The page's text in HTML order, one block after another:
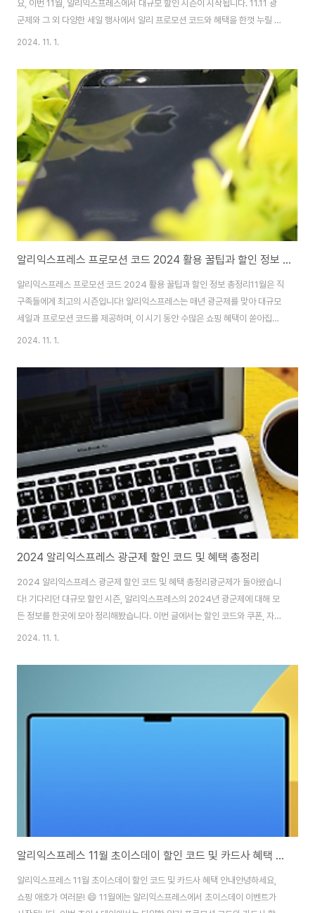
요, 이번 11월, 알리익스프레스에서 대규모 할인 시즌이 시작됩니다. 11.11 광
군제와 그 외 다양한 세일 행사에서 알리 프로모션 코드와 혜택을 한껏 누릴 수
있는 방법을 소개해 드릴게요. 놓치기 아까운 세일 정보들을 자세히 확인해 보
1일 자정부터 본격적으로 시작됩니다. 행사 첫날부터 적용 가능한 프로모션 코
드는 구매 금액대에 따라 다른 할인을 제공합니다. 가장 인기 있는 코드 구간은
$70~$100 구간이니, 빠른 결제로 할인 혜택을 누리세요!구매 금액 조건할인
금액프로모션 코드코드 발급 링크$39 이상$5 할인KRMEGA05, CD1111
바로가..
2024. 11. 1.
알리익스프레스 프로모션 코드 2024 활용 꿀팁과 할인 정보 총정리
알리익스프레스 프로모션 코드 2024 활용 꿀팁과 할인 정보 총정리11월은 직
구족들에게 최고의 시즌입니다! 알리익스프레스는 매년 광군제를 맞아 대규모
세일과 프로모션 코드를 제공하며, 이 시기 동안 수많은 쇼핑 혜택이 쏟아집니
다. 이번 포스팅에서는 "알리 프로모션 코드"를 최대한 활용해 알뜰하게 쇼핑
핑으로 지갑도 지키고 원하는 제품도 득템해보세요!알리익스프레스 프로모션
코드 확인하기📅 2024 알리익스프레스 세일 기간 및 준비 팁알리익스프레스
의 11월 세일은 다양한 행사로 이루어져 있으며, 이번에는 ‘초이스데이’라는 특
별 기획전까지 포함되어 더 많은 할인 혜택을 누릴 수 있습니다. 주요 세일 기간
과 준비 팁을 알아볼까요?세일 ..
2024. 11. 1.
2024 알리익스프레스 광군제 할인 코드 및 혜택 총정리
2024 알리익스프레스 광군제 할인 코드 및 혜택 총정리광군제가 돌아왔습니
다! 기다리던 대규모 할인 시즌, 알리익스프레스의 2024년 광군제에 대해 모
든 정보를 한곳에 모아 정리해봤습니다. 이번 글에서는 할인 코드와 쿠폰, 자동
할인 혜택, 카드사 혜택 등 다양한 혜택을 활용하여 합리적으로 쇼핑하는 방법
레스 할인 정보 확인하기📅 2024년 알리익스프레스 광군제 일정 및 예열 정
보2024년 알리익스프레스 광군제는 11월 11일 오후 5시에 시작하여, 11월
18일 오후 4시 59분까지 진행됩니다. 행사에 앞서 11월 8일 오후 5시부터 예
열 기간이 시작되니, 미리 장바구니에 원하는 상품을 담아두세요!행사 구분기
2024. 11. 1.
알리익스프레스 11월 초이스데이 할인 코드 및 카드사 혜택 안내
알리익스프레스 11월 초이스데이 할인 코드 및 카드사 혜택 안내안녕하세요,
쇼핑 애호가 여러분! 😄 11월에는 알리익스프레스에서 초이스데이 이벤트가